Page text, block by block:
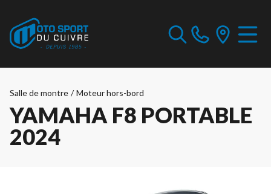
Salle de montre / Moteur hors-bord
YAMAHA F8 PORTABLE
2024